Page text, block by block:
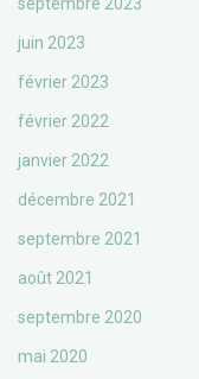
juin 2023
février 2023
février 2022
janvier 2022
décembre 2021
septembre 2021
août 2021
septembre 2020
mai 2020